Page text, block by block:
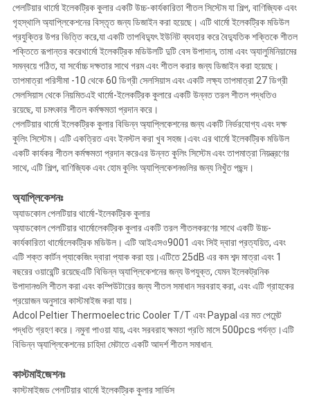
পেলটিয়ার থার্মো ইলেকট্রিক কুলার একটি উচ্চ-কার্যকারিতা শীতল সিস্টেম যা শিল্প, বাণিজ্যিক এবং
গৃহস্থালি অ্যাপ্লিকেশনের বিস্তৃত জন্য ডিজাইন করা হয়েছে। এটি থার্মো ইলেকট্রিক মডিউল
প্রযুক্তির উপর ভিত্তি করে,যা একটি তাপবিদ্যুৎ ইউনিট ব্যবহার করে বৈদ্যুতিক শক্তিকে শীতল
শক্তিতে রূপান্তর করেথার্মো ইলেকট্রিক মডিউলটি দুটি বেস উপাদান, তামা এবং অ্যালুমিনিয়ামের
সমন্বয়ে গঠিত, যা সর্বোচ্চ দক্ষতার সাথে গরম এবং শীতল করার জন্য ডিজাইন করা হয়েছে।
তাপমাত্রা পরিসীমা -10 থেকে 60 ডিগ্রী সেলসিয়াস এবং একটি লক্ষ্য তাপমাত্রা 27 ডিগ্রী
সেলসিয়াস থেকে নিয়মিতএই থার্মো-ইলেকট্রিক কুলারে একটি উন্নত তরল শীতল পদ্ধতিও
রয়েছে, যা চমৎকার শীতল কর্মক্ষমতা প্রদান করে।
পেলটিয়ার থার্মো ইলেকট্রিক কুলার বিভিন্ন অ্যাপ্লিকেশনের জন্য একটি নির্ভরযোগ্য এবং দক্ষ
কুলিং সিস্টেম। এটি একত্রিত এবং ইনস্টল করা খুব সহজ।এবং এর থার্মো ইলেকট্রিক মডিউল
একটি কার্যকর শীতল কর্মক্ষমতা প্রদান করেএর উন্নত কুলিং সিস্টেম এবং তাপমাত্রা নিয়ন্ত্রণের
সাথে, এটি শিল্প, বাণিজ্যিক এবং হোম কুলিং অ্যাপ্লিকেশনগুলির জন্য নিখুঁত পছন্দ।
অ্যাপ্লিকেশনঃ
অ্যাডকোল পেলটিয়ার থার্মো-ইলেকট্রিক কুলার
অ্যাডকোল পেলটিয়ার থার্মোলেকট্রিক কুলার একটি তরল শীতলকরণের সাথে একটি উচ্চ-
কার্যকারিতা থার্মোলেকট্রিক মডিউল। এটি আইএসও9001 এবং সিই দ্বারা প্রত্যয়িত, এবং
এটি শক্ত কার্টন প্যাকেজিং দ্বারা প্যাক করা হয়।এটিতে 25dB এর কম শব্দ মাত্রা এবং 1
বছরের ওয়ারেন্টি রয়েছেএটি বিভিন্ন অ্যাপ্লিকেশনের জন্য উপযুক্ত, যেমন ইলেকট্রনিক
উপাদানগুলি শীতল করা এবং কম্পিউটারের জন্য শীতল সমাধান সরবরাহ করা, এবং এটি গ্রাহকের
প্রয়োজন অনুসারে কাস্টমাইজ করা যায়।
Adcol Peltier Thermoelectric Cooler T/T এবং Paypal এর মত পেমেন্ট
পদ্ধতি গ্রহণ করে। নমুনা পাওয়া যায়, এবং সরবরাহ ক্ষমতা প্রতি মাসে 500pcs পর্যন্ত।এটি
বিভিন্ন অ্যাপ্লিকেশনের চাহিদা মেটাতে একটি আদর্শ শীতল সমাধান.
কাস্টমাইজেশনঃ
কাস্টমাইজড পেলটিয়ার থার্মো ইলেকট্রিক কুলার সার্ভিস